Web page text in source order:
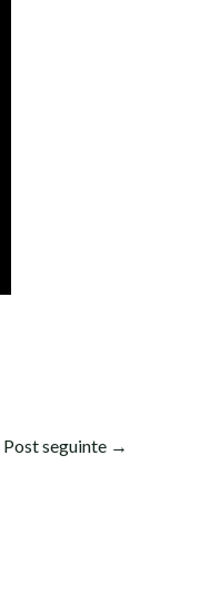
Post seguinte →